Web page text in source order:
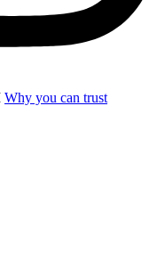
Why you can trust